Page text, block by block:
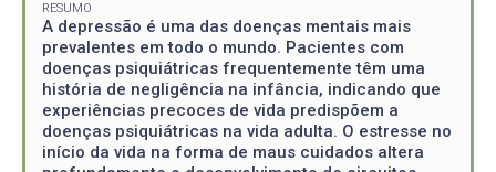
RESUMO
A depressão é uma das doenças mentais mais
prevalentes em todo o mundo. Pacientes com
doenças psiquiátricas frequentemente têm uma
história de negligência na infância, indicando que
experiências precoces de vida predispõem a
doenças psiquiátricas na vida adulta. O estresse no
início da vida na forma de maus cuidados altera